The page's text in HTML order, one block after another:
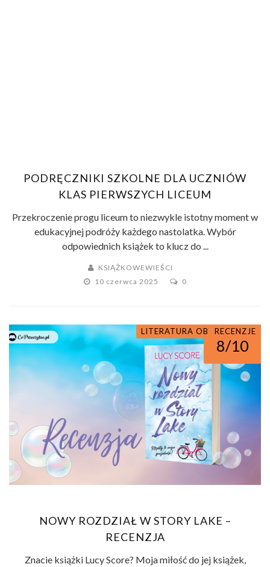
PODRĘCZNIKI SZKOLNE DLA UCZNIÓW
KLAS PIERWSZYCH LICEUM
Przekroczenie progu liceum to niezwykle istotny moment w
edukacyjnej podróży każdego nastolatka. Wybór
odpowiednich książek to klucz do ...
KSIĄŻKOWEWIEŚCI
10 czerwca 2025
0
LITERATURA OBYCZAJOWA
ROMANSE
RECENZJE
8/10
NOWY ROZDZIAŁ W STORY LAKE –
RECENZJA
Znacie książki Lucy Score? Moja miłość do jej książek,